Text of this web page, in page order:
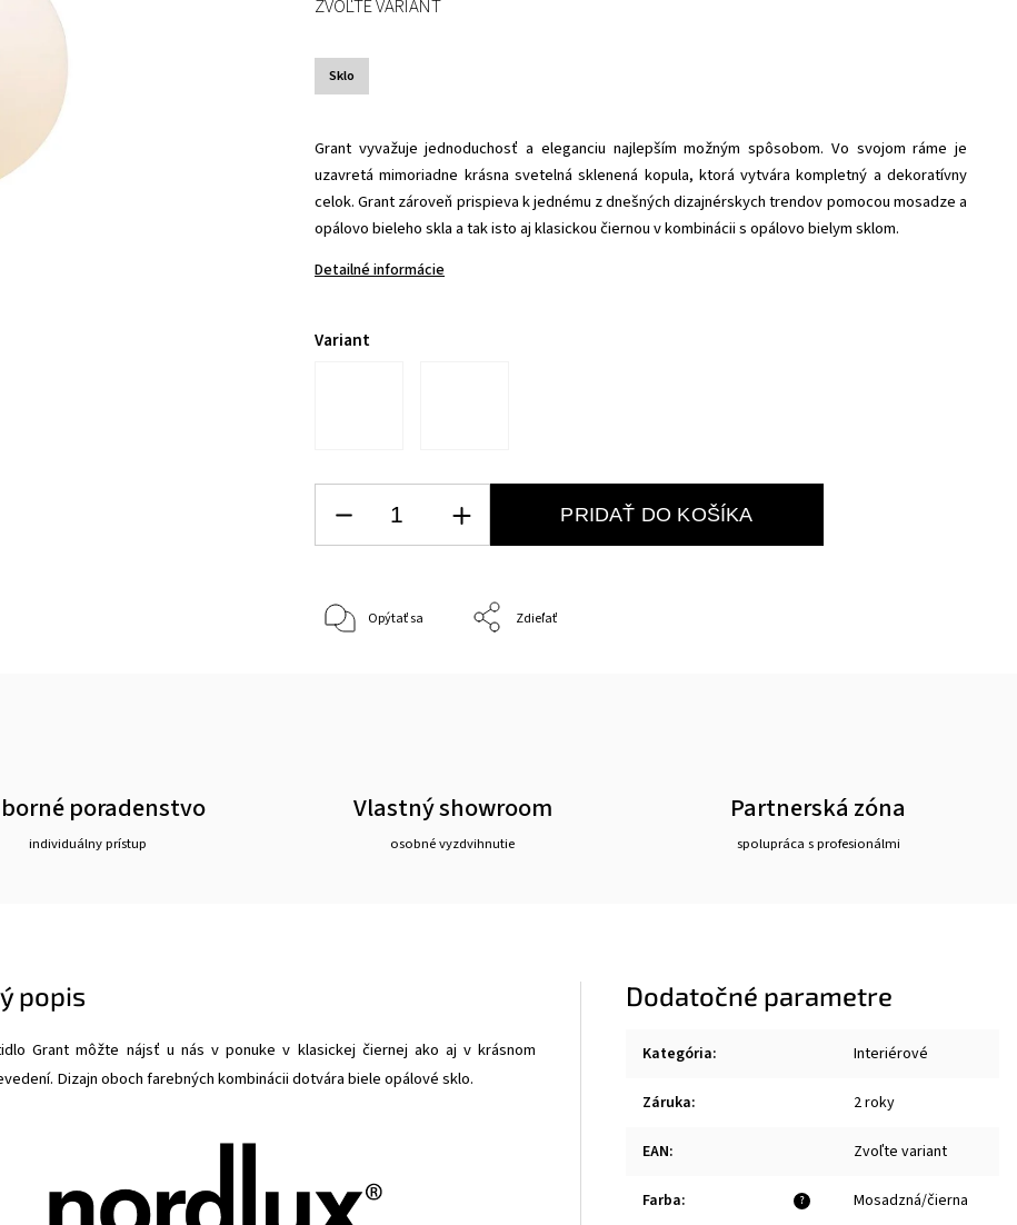
Sklo
Grant vyvažuje jednoduchosť a eleganciu najlepším možným spôsobom. Vo svojom ráme je
uzavretá mimoriadne krásna svetelná sklenená kopula, ktorá vytvára kompletný a dekoratívny
celok. Grant zároveň prispieva k jednému z dnešných dizajnérskych trendov pomocou mosadze a
opálovo bieleho skla a tak isto aj klasickou čiernou v kombinácii s opálovo bielym sklom.
Detailné informácie
Variant
ZVOĽTE VARIANT
PRIDAŤ DO KOŠÍKA
Opýtať sa Zdieľať
poradenstvo
individuálny prístup
Vlastný showroom
osobné vyzdvihnutie
Partnerská zóna
spolupráca s profesionálmi
popis
Grant môžte nájsť u nás v ponuke v klasickej čiernej ako aj v krásnom
Dizajn oboch farebných kombinácii dotvára biele opálové sklo.
Dodatočné parametre
Kategória: Interiérové
Záruka: 2 roky
EAN: Zvoľte variant
?
Farba: Mosadzná/čierna